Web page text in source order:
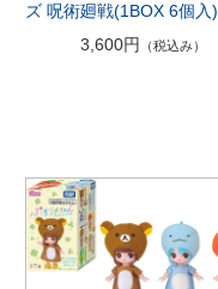
ズ 呪術廻戦(1BOX 6個入)
3,600円
（税込み）